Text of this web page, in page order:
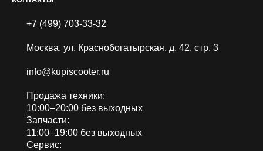
+7 (499) 703-33-32
Москва, ул. Краснобогатырская, д. 42, стр. 3
info@kupiscooter.ru
Продажа техники:
10:00–20:00 без выходных
Запчасти:
11:00–19:00 без выходных
Сервис: